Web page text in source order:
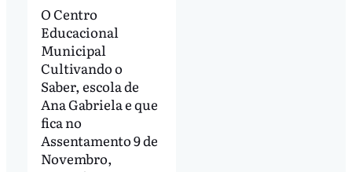
O Centro
Educacional
Municipal
Cultivando o
Saber, escola de
Ana Gabriela e que
fica no
Assentamento 9 de
Novembro,